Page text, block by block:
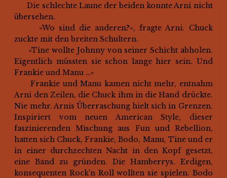
Die schlechte Laune der beiden konnte Arni nicht
übersehen.
»Wo sind die anderen?«, fragte Arni. Chuck
zuckte mit den breiten Schultern.
»Tine wollte Johnny von seiner Schicht abholen.
Eigentlich müssten sie schon lange hier sein. Und
Frankie und Manu …«
Frankie und Manu kamen nicht mehr, entnahm
Arni den Zeilen, die Chuck ihm in die Hand drückte.
Nie mehr. Arnis Überraschung hielt sich in Grenzen.
Inspiriert vom neuen American Style, dieser
faszinierenden Mischung aus Fun und Rebellion,
hatten sich Chuck, Frankie, Bodo, Manu, Tine und er
in einer durchzechten Nacht in den Kopf gesetzt,
eine Band zu gründen. Die Hamberrys. Erdigen,
konsequenten Rock’n Roll wollten sie spielen. Bodo